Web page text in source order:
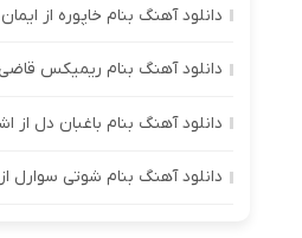
دانلود آهنگ بنام خاپوره از
دانلود آهنگ بنام ریمیکس
دانلود آهنگ بنام باغبان دل از
دانلود آهنگ بنام شوتی سوارل